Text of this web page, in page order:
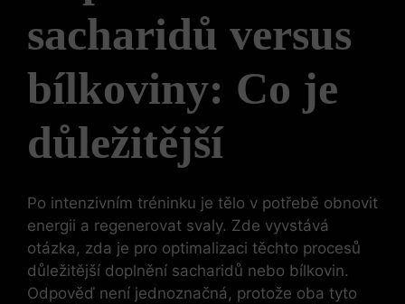
sacharidů versus
bílkoviny: Co je
důležitější
Po intenzivním tréninku je tělo v potřebě obnovit
energii a regenerovat svaly. Zde vyvstává
otázka, zda je pro optimalizaci těchto procesů
důležitější doplnění sacharidů nebo bílkovin.
Odpověď není jednoznačná, protože oba tyto